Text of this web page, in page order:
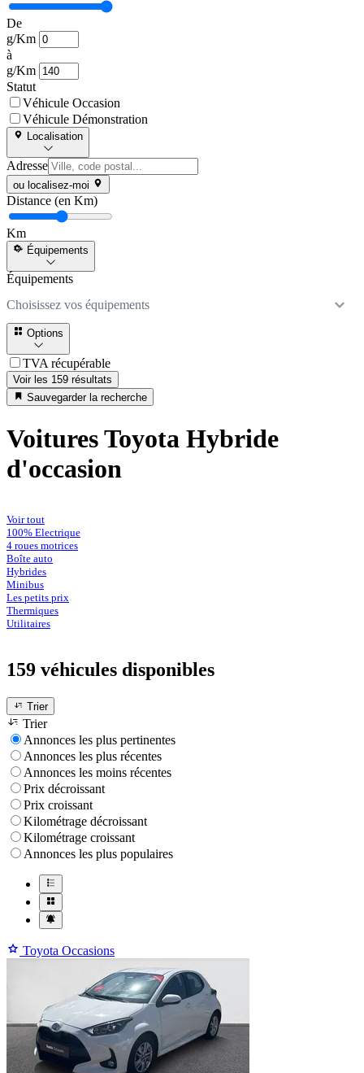
De
g/Km
à
g/Km
Statut
Véhicule Occasion
Véhicule Démonstration
Localisation
Adresse
ou localisez-moi
Distance (en Km)
Km
Équipements
Équipements
Choisissez vos équipements
Options
TVA récupérable
Voir les 159 résultats
Sauvegarder la recherche
Voitures Toyota Hybride
d'occasion
Voir tout
100% Electrique
4 roues motrices
Boîte auto
Hybrides
Minibus
Les petits prix
Thermiques
Utilitaires
159 véhicules disponibles
Trier
Trier
Annonces les plus pertinentes
Annonces les plus récentes
Annonces les moins récentes
Prix décroissant
Prix croissant
Kilométrage décroissant
Kilométrage croissant
Annonces les plus populaires
Toyota Occasions